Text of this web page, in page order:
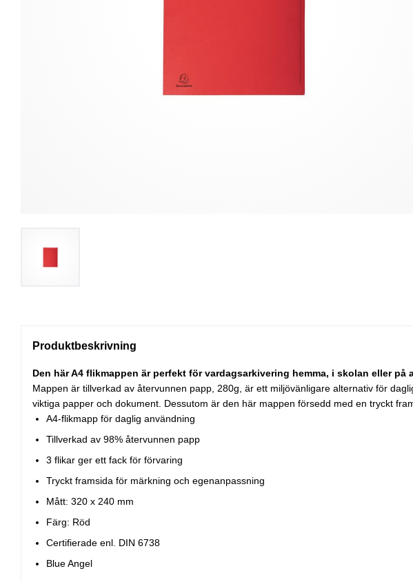
Produktbeskrivning
Den här A4 flikmappen är perfekt för vardagsarkivering hemma, i skolan eller
Mappen är tillverkad av återvunnen papp, 280g, är ett miljövänligare alternativ för
viktiga papper och dokument. Dessutom är den här mappen försedd med en tryckt
A4-flikmapp för daglig användning
Tillverkad av 98% återvunnen papp
3 flikar ger ett fack för förvaring
Tryckt framsida för märkning och egenanpassning
Mått: 320 x 240 mm
Färg: Röd
Certifierade enl. DIN 6738
Blue Angel